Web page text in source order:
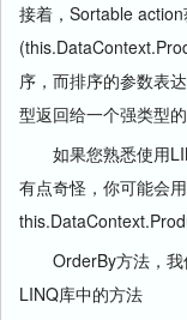
接着，Sortable
序，而排序的参数表
型返回给一个强类型的
如果您熟悉使用
有点奇怪，你可能会
OrderBy方法，我
LINQ库中的方法